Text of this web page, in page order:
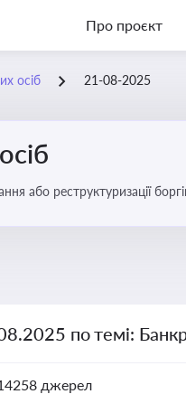
Про проєкт
осіб 21-08-2025
або реструктуризації
по темі:
джерел